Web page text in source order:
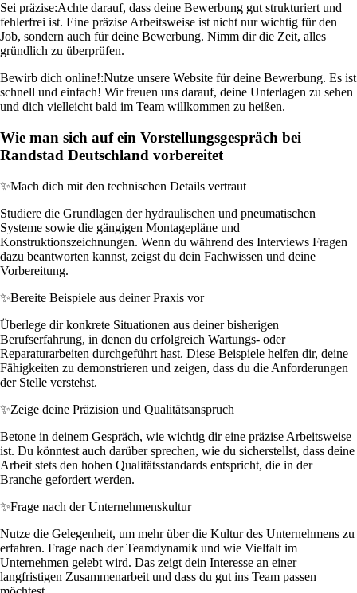
Sei präzise:Achte darauf, dass deine Bewerbung gut strukturiert und
fehlerfrei ist. Eine präzise Arbeitsweise ist nicht nur wichtig für den
Job, sondern auch für deine Bewerbung. Nimm dir die Zeit, alles
gründlich zu überprüfen.
Bewirb dich online!:Nutze unsere Website für deine Bewerbung. Es ist
schnell und einfach! Wir freuen uns darauf, deine Unterlagen zu sehen
und dich vielleicht bald im Team willkommen zu heißen.
Wie man sich auf ein Vorstellungsgespräch bei
Randstad Deutschland vorbereitet
✨Mach dich mit den technischen Details vertraut
Studiere die Grundlagen der hydraulischen und pneumatischen
Systeme sowie die gängigen Montagepläne und
Konstruktionszeichnungen. Wenn du während des Interviews Fragen
dazu beantworten kannst, zeigst du dein Fachwissen und deine
Vorbereitung.
✨Bereite Beispiele aus deiner Praxis vor
Überlege dir konkrete Situationen aus deiner bisherigen
Berufserfahrung, in denen du erfolgreich Wartungs- oder
Reparaturarbeiten durchgeführt hast. Diese Beispiele helfen dir, deine
Fähigkeiten zu demonstrieren und zeigen, dass du die Anforderungen
der Stelle verstehst.
✨Zeige deine Präzision und Qualitätsanspruch
Betone in deinem Gespräch, wie wichtig dir eine präzise Arbeitsweise
ist. Du könntest auch darüber sprechen, wie du sicherstellst, dass deine
Arbeit stets den hohen Qualitätsstandards entspricht, die in der
Branche gefordert werden.
✨Frage nach der Unternehmenskultur
Nutze die Gelegenheit, um mehr über die Kultur des Unternehmens zu
erfahren. Frage nach der Teamdynamik und wie Vielfalt im
Unternehmen gelebt wird. Das zeigt dein Interesse an einer
langfristigen Zusammenarbeit und dass du gut ins Team passen